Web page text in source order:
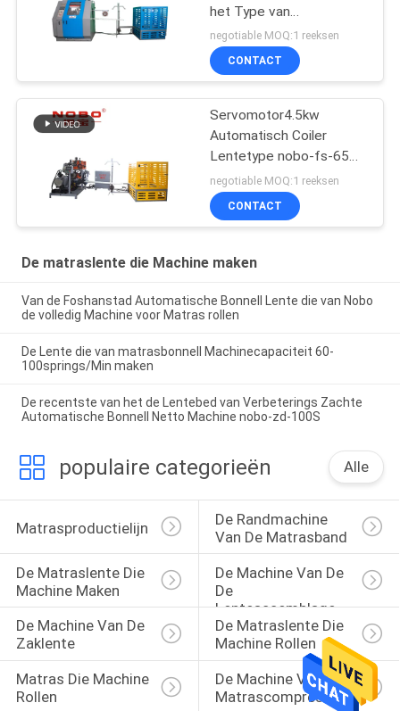
het Type van
Machinebonell 80 maken
PCs MIN For Mattress
negotiable MOQ:1 reeksen
CONTACT
Servomotor4.5kw
Automatisch Coiler
Lentetype nobo-fs-65
van Machinebonell
negotiable MOQ:1 reeksen
CONTACT
De matraslente die Machine maken
Van de Foshanstad Automatische Bonnell Lente die van Nobo
de volledig Machine voor Matras rollen
De Lente die van matrasbonnell Machinecapaciteit 60-
100springs/Min maken
De recentste van het de Lentebed van Verbeterings Zachte
Automatische Bonnell Netto Machine nobo-zd-100S
populaire categorieën Alle
Matrasproductielijn
De Randmachine
Van De Matrasband
De Matraslente Die
Machine Maken
De Machine Van De
De
Lenteassemblage
De Machine Van De
Zaklente
De Matraslente Die
Machine Rollen
Matras Die Machine
Rollen
De Machine Van De
Matrascompressie